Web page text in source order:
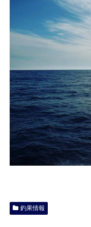
釣果情報